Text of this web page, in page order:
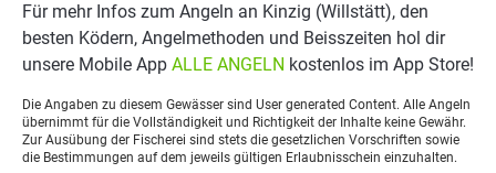
Für mehr Infos zum Angeln an Kinzig (Willstätt), den
besten Ködern, Angelmethoden und Beisszeiten hol dir
unsere Mobile App ALLE ANGELN kostenlos im App Store!
Die Angaben zu diesem Gewässer sind User generated Content. Alle Angeln
übernimmt für die Vollständigkeit und Richtigkeit der Inhalte keine Gewähr.
Zur Ausübung der Fischerei sind stets die gesetzlichen Vorschriften sowie
die Bestimmungen auf dem jeweils gültigen Erlaubnisschein einzuhalten.